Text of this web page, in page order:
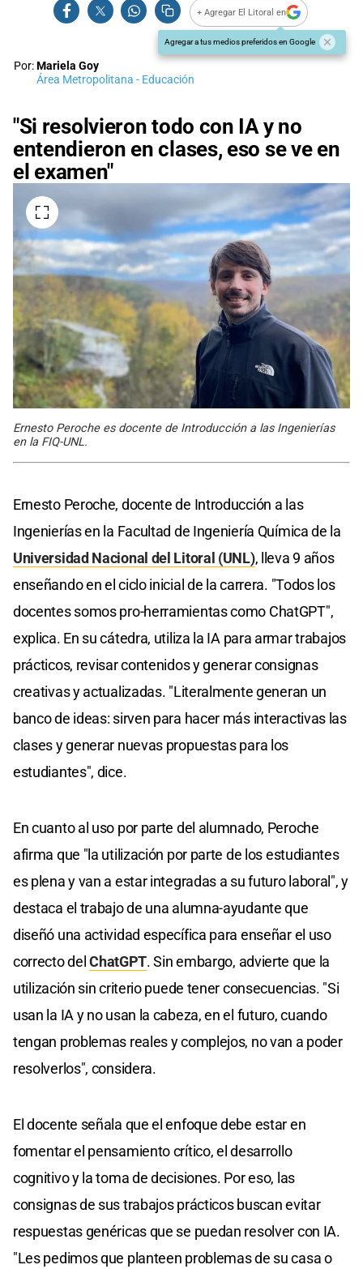
+ Agregar El Litoral en
Agregar a tus medios preferidos en Google
Por:Mariela Goy
Área Metropolitana - Educación
"Si resolvieron todo con IA y no
entendieron en clases, eso se ve en
el examen"
Ernesto Peroche es docente de Introducción a las Ingenierías
en la FIQ-UNL.
Ernesto Peroche, docente de Introducción a las
Ingenierías en la Facultad de Ingeniería Química de la
Universidad Nacional del Litoral (UNL), lleva 9 años
enseñando en el ciclo inicial de la carrera. "Todos los
docentes somos pro-herramientas como ChatGPT",
explica. En su cátedra, utiliza la IA para armar trabajos
prácticos, revisar contenidos y generar consignas
creativas y actualizadas. "Literalmente generan un
banco de ideas: sirven para hacer más interactivas las
clases y generar nuevas propuestas para los
estudiantes", dice.
En cuanto al uso por parte del alumnado, Peroche
afirma que "la utilización por parte de los estudiantes
es plena y van a estar integradas a su futuro laboral", y
destaca el trabajo de una alumna-ayudante que
diseñó una actividad específica para enseñar el uso
correcto delChatGPT. Sin embargo, advierte que la
utilización sin criterio puede tener consecuencias. "Si
usan la IA y no usan la cabeza, en el futuro, cuando
tengan problemas reales y complejos, no van a poder
resolverlos", considera.
El docente señala que el enfoque debe estar en
fomentar el pensamiento crítico, el desarrollo
cognitivo y la toma de decisiones. Por eso, las
consignas de sus trabajos prácticos buscan evitar
respuestas genéricas que se puedan resolver con IA.
"Les pedimos que planteen problemas de su casa o